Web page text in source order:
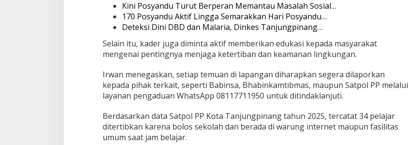
Kini Posyandu Turut Berperan Memantau Masalah Sosial…
170 Posyandu Aktif Lingga Semarakkan Hari Posyandu…
Deteksi Dini DBD dan Malaria, Dinkes Tanjungpinang…
Selain itu, kader juga diminta aktif memberikan edukasi kepada masyarakat
mengenai pentingnya menjaga ketertiban dan keamanan lingkungan.
Irwan menegaskan, setiap temuan di lapangan diharapkan segera dilaporkan
kepada pihak terkait, seperti Babinsa, Bhabinkamtibmas, maupun Satpol PP melalui
layanan pengaduan WhatsApp 08117711950 untuk ditindaklanjuti.
Berdasarkan data Satpol PP Kota Tanjungpinang tahun 2025, tercatat 34 pelajar
ditertibkan karena bolos sekolah dan berada di warung internet maupun fasilitas
umum saat jam belajar.